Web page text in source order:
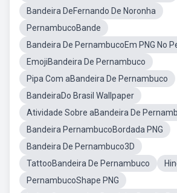
Bandeira DeFernando De Noronha
PernambucoBande
Bandeira De PernambucoEm PNG No
EmojiBandeira De Pernambuco
Pipa Com aBandeira De Pernambuco
BandeiraDo Brasil Wallpaper
Atividade Sobre aBandeira De
Bandeira PernambucoBordada PNG
Bandeira De Pernambuco3D
TattooBandeira De Pernambuco
PernambucoShape PNG